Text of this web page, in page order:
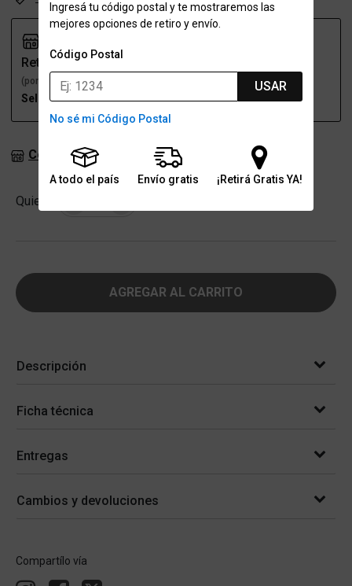
Ingresá tu código postal y te mostraremos las
mejores opciones de retiro y envío.
Código Postal
USAR
No sé mi Código Postal
A todo el país Envío gratis ¡Retirá Gratis YA!
Retiro
(por una sucursal)
Seleccioná talle Seleccioná talle
Consultar stock en sucursales
Quiero
AGREGAR AL CARRITO
Descripción
Ficha técnica
Entregas
Cambios y devoluciones
Compartílo vía